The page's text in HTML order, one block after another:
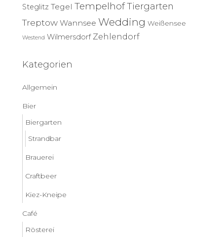
Steglitz Tegel TempelhofTiergarten
Treptow Wannsee Wedding Weißensee
Westend Wilmersdorf Zehlendorf
Kategorien
Allgemein
Bier
Biergarten
Strandbar
Brauerei
Craftbeer
Kiez-Kneipe
Café
Rösterei